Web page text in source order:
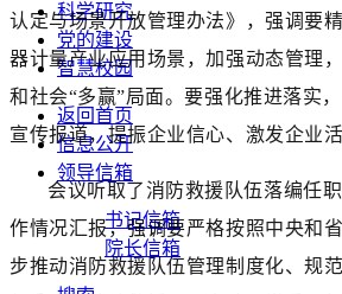
科学研究
党的建设
智慧校园
返回首页
信息公开
领导信箱
书记信箱
院长信箱
认定与场景开放管理办法》，强调要
器计量产业应用场景，加强动态管理
和社会“多赢”局面。要强化推进落实
宣传报道，提振企业信心、激发企业活
会议听取了消防救援队伍落编任
作情况汇报，强调要严格按照中央和
步推动消防救援队伍管理制度化、规